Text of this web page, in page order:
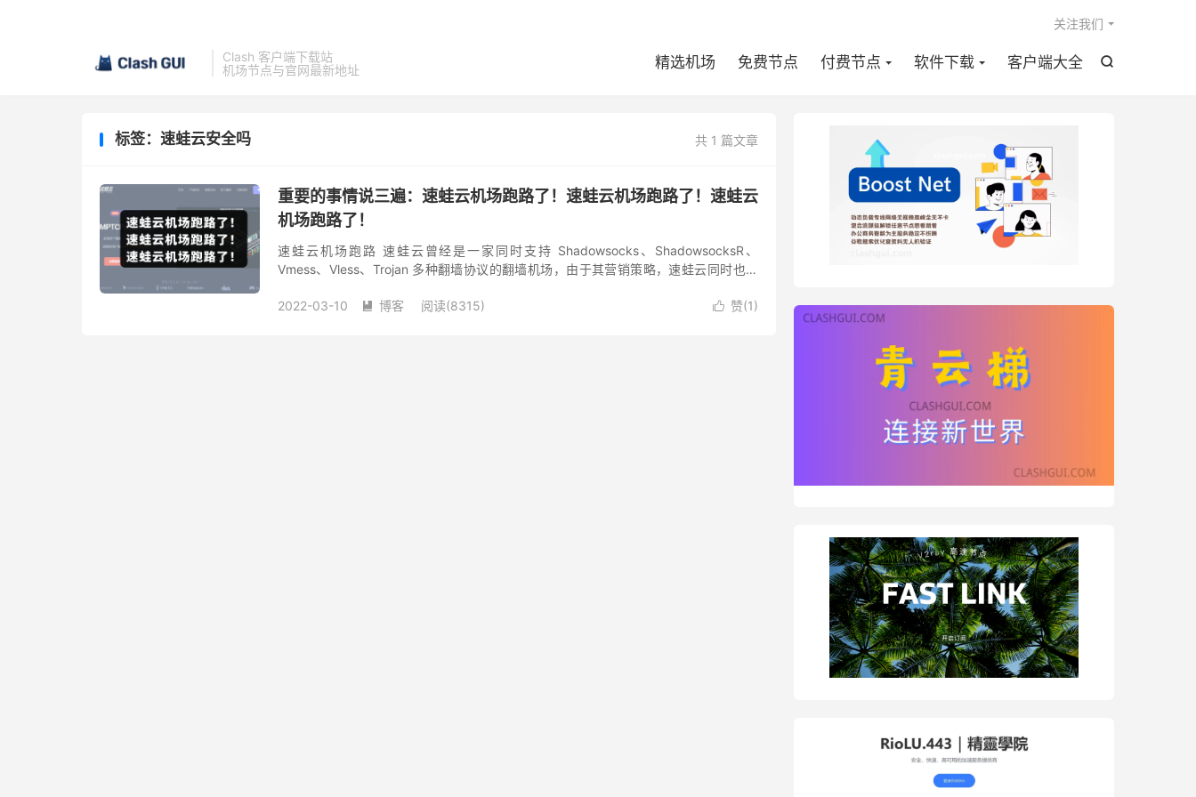
Clash 客户端下载站
机场节点与官网最新地址

精选机场 免费节点 付费节点 软件下载 客户端大全
关注我们
共 1 篇文章
标签：速蛙云安全吗
重要的事情说三遍：速蛙云机场跑路了！速蛙云机场跑路了！速蛙云
机场跑路了！
速蛙云机场跑路 速蛙云曾经是一家同时支持 Shadowsocks、ShadowsocksR、
Vmess、Vless、Trojan 多种翻墙协议的翻墙机场，由于其营销策略，速蛙云同时也是
 赞(1)
2022-03-10  博客 阅读(8315)